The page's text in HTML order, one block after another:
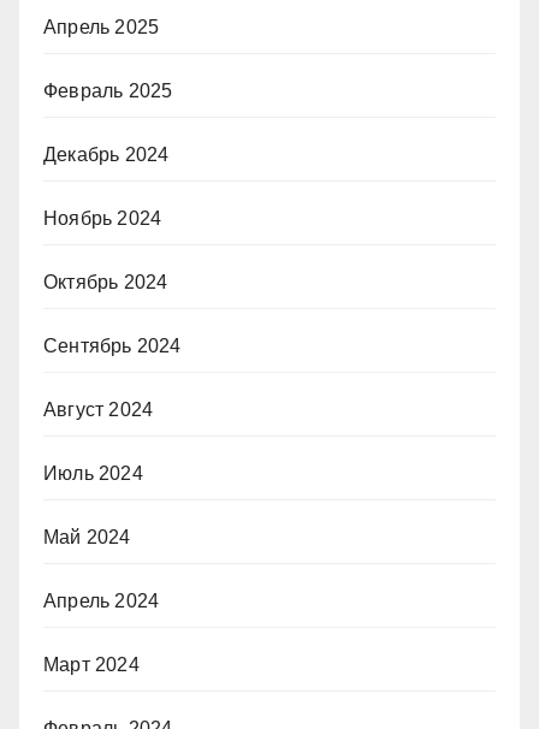
Апрель 2025
Февраль 2025
Декабрь 2024
Ноябрь 2024
Октябрь 2024
Сентябрь 2024
Август 2024
Июль 2024
Май 2024
Апрель 2024
Март 2024